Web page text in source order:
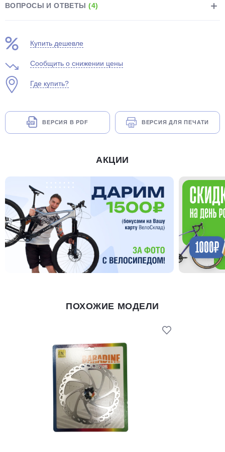
ВОПРОСЫ И ОТВЕТЫ(4)
Купить дешевле
Сообщить о снижении цены
Где купить?
ВЕРСИЯ В PDF ВЕРСИЯ ДЛЯ ПЕЧАТИ
АКЦИИ
ПОХОЖИЕ МОДЕЛИ